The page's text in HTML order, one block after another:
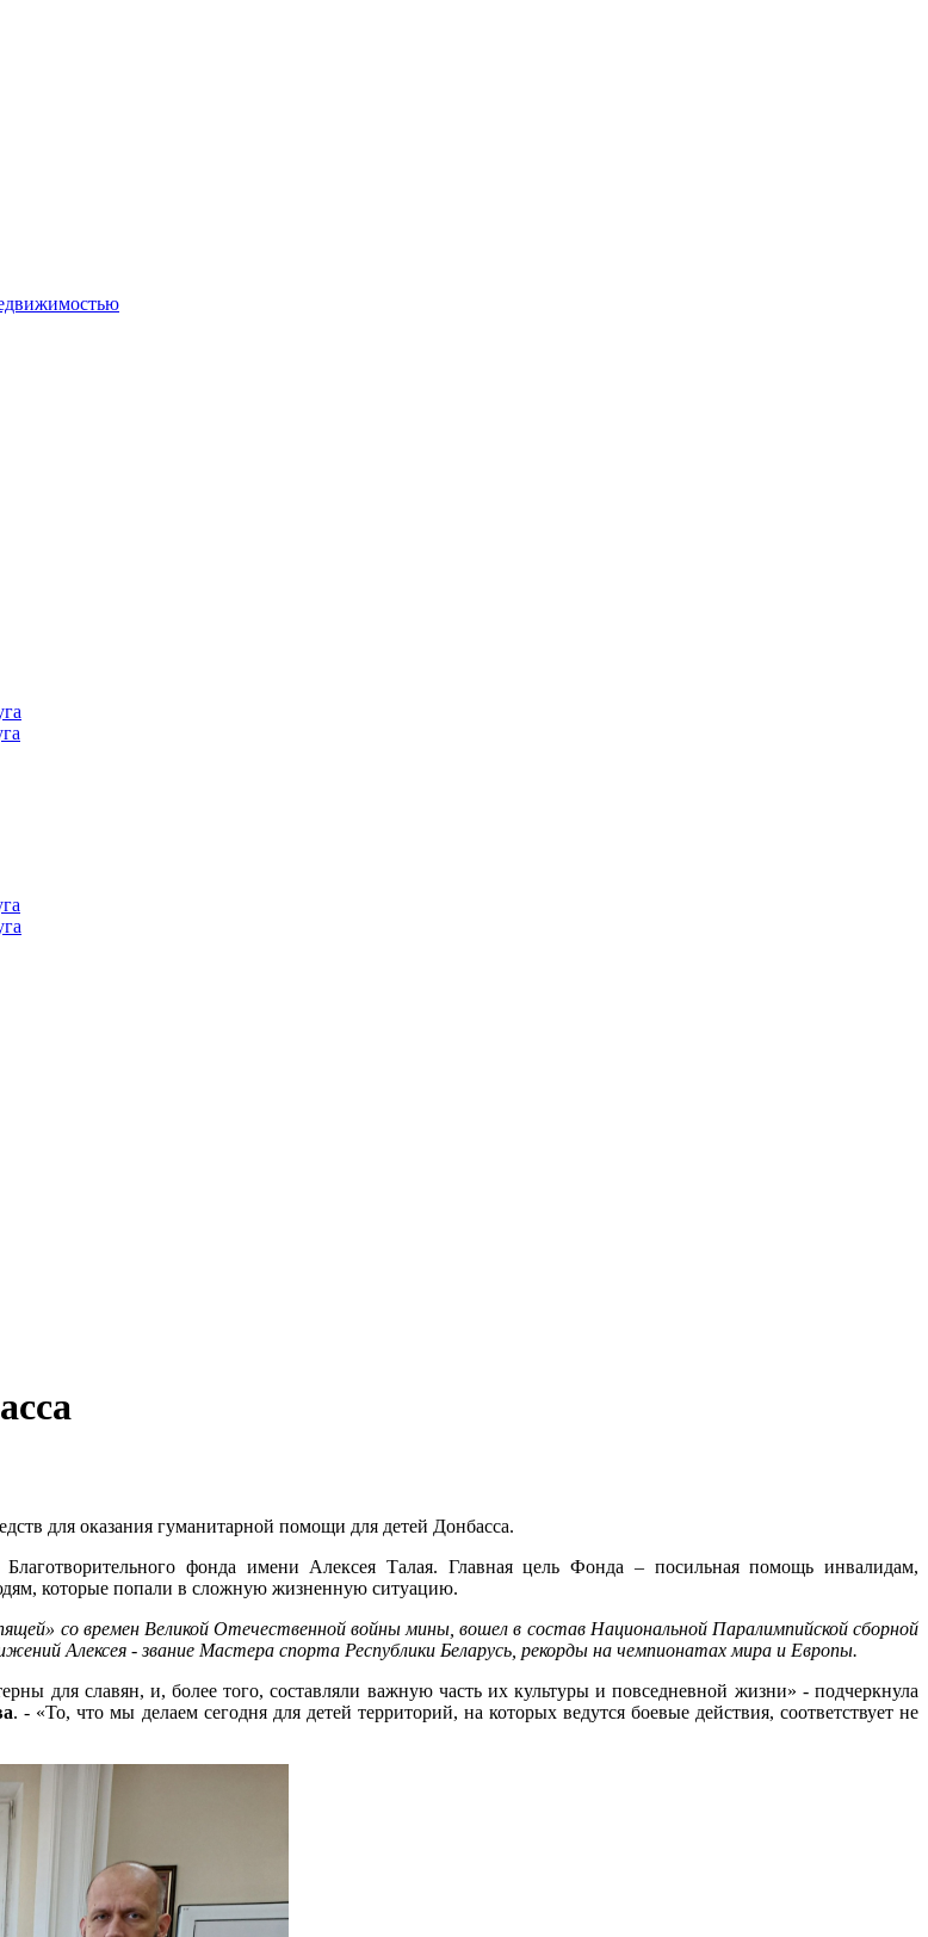
для оказания гуманитарной помощи для детей Донбасса.
фонда имени Алексея Талая. Главная цель Фонда – посильная помощь инвалидам,
которые попали в сложную жизненную ситуацию.
со времен Великой Отечественной войны мины, вошел в состав Национальной Паралимпийской сборной
Алексея - звание Мастера спорта Республики Беларусь, рекорды на чемпионатах мира и Европы.
для славян, и, более того, составляли важную часть их культуры и повседневной жизни» - подчеркнула
. - «То, что мы делаем сегодня для детей территорий, на которых ведутся боевые действия, соответствует не